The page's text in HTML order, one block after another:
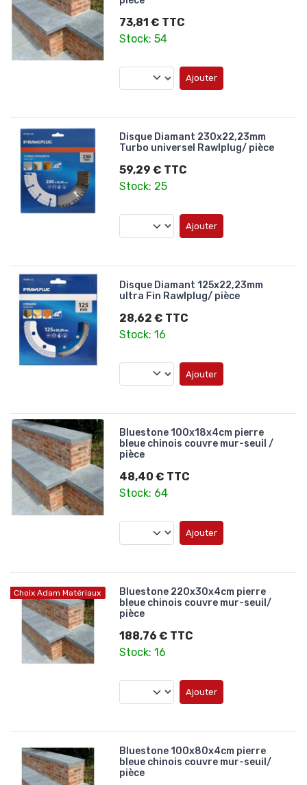
73,81 € TTC
Stock: 54
Ajouter
Disque Diamant 230x22,23mm
Turbo universel Rawlplug/ pièce
59,29 € TTC
Stock: 25
Ajouter
Disque Diamant 125x22,23mm
ultra Fin Rawlplug/ pièce
28,62 € TTC
Stock: 16
Ajouter
Bluestone 100x18x4cm pierre
bleue chinois couvre mur-seuil /
pièce
48,40 € TTC
Stock: 64
Ajouter
Choix Adam Matériaux
Bluestone 220x30x4cm pierre
bleue chinois couvre mur-seuil/
pièce
188,76 € TTC
Stock: 16
Ajouter
Bluestone 100x80x4cm pierre
bleue chinois couvre mur-seuil/
pièce